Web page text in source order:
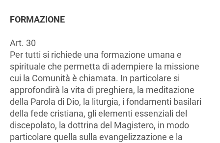
FORMAZIONE
Art. 30
Per tutti si richiede una formazione umana e
spirituale che permetta di adempiere la missione
cui la Comunità è chiamata. In particolare si
approfondirà la vita di preghiera, la meditazione
della Parola di Dio, la liturgia, i fondamenti basilari
della fede cristiana, gli elementi essenziali del
discepolato, la dottrina del Magistero, in modo
particolare quella sulla evangelizzazione e la